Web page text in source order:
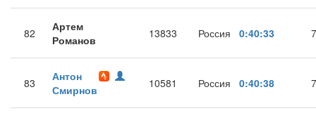
82
Артем
Романов
13833 Россия 0:40:33
83
Антон
Смирнов
10581 Россия 0:40:38